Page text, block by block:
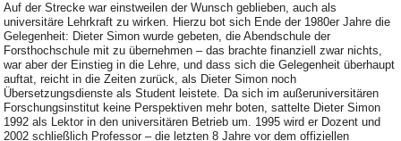
Auf der Strecke war einstweilen der Wunsch geblieben, auch als
universitäre Lehrkraft zu wirken. Hierzu bot sich Ende der 1980er Jahre die
Gelegenheit: Dieter Simon wurde gebeten, die Abendschule der
Forsthochschule mit zu übernehmen – das brachte finanziell zwar nichts,
war aber der Einstieg in die Lehre, und dass sich die Gelegenheit überhaupt
auftat, reicht in die Zeiten zurück, als Dieter Simon noch
Übersetzungsdienste als Student leistete. Da sich im außeruniversitären
Forschungsinstitut keine Perspektiven mehr boten, sattelte Dieter Simon
1992 als Lektor in den universitären Betrieb um. 1995 wird er Dozent und
2002 schließlich Professor – die letzten 8 Jahre vor dem offiziellen